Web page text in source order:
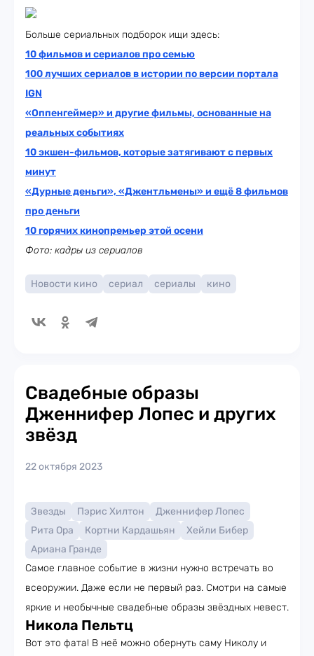
Больше сериальных подборок ищи здесь:
10 фильмов и сериалов про семью
100 лучших сериалов в истории по версии портала
IGN
«Оппенгеймер» и другие фильмы, основанные на
реальных событиях
10 экшен-фильмов, которые затягивают с первых
минут
«Дурные деньги», «Джентльмены» и ещё 8 фильмов
про деньги
10 горячих кинопремьер этой осени
Фото: кадры из сериалов
Новости кино сериал сериалы кино
Свадебные образы
Дженнифер Лопес и других
звёзд
22 октября 2023
Звезды Пэрис Хилтон
Дженнифер Лопес
Рита Ора
Кортни Кардашьян
Хейли Бибер
Ариана Гранде
Самое главное событие в жизни нужно встречать во
всеоружии. Даже если не первый раз. Смотри на самые
яркие и необычные свадебные образы звёздных невест.
Никола Пельтц
Вот это фата! В неё можно обернуть саму Николу и